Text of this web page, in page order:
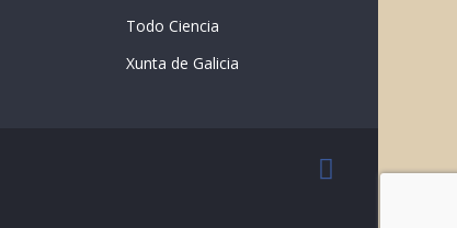
Todo Ciencia
Xunta de Galicia